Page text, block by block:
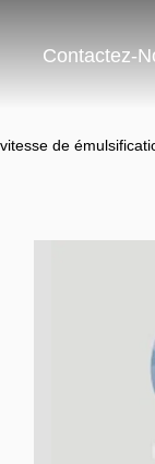
Contactez-
de